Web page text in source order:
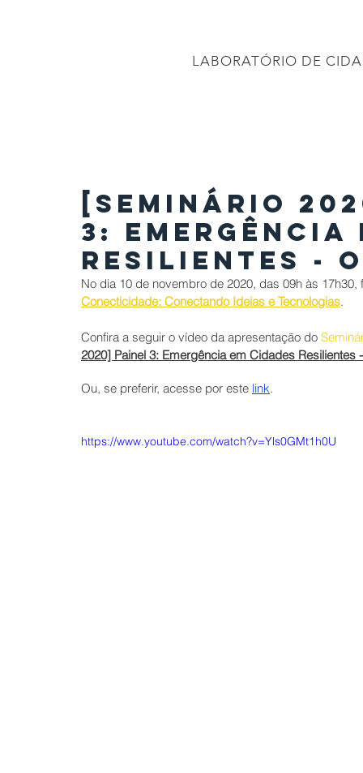
LABORATÓRIO DE
[SEMINÁRIO
3: Emergência
Resilientes -
No dia 10 de novembro de 2020, das 09h às
Conecticidade: Conectando Ideias e Tecnologias.
Confira a seguir o vídeo da apresentação do
2020] Painel 3: Emergência em Cidades Resilientes
Ou, se preferir, acesse por este link.
https://www.youtube.com/watch?v=Yls0GMt1h0U